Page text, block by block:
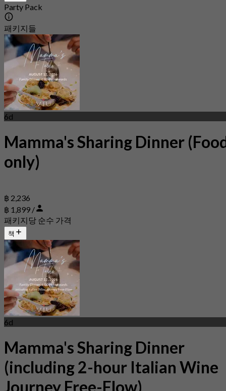
Party Pack
패키지들
6d
Mamma's Sharing Dinner
only)
฿ 2,236
฿ 1,899 /
패키지당 순수 가격
책
6d
Mamma's Sharing Dinner
(including 2-hour Italian Wine
Journey Free-Flow)